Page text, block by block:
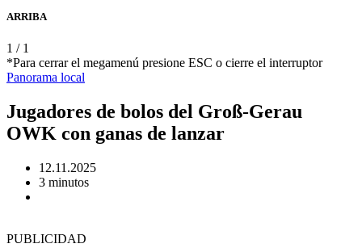
ARRIBA
1 / 1
*Para cerrar el megamenú presione ESC o cierre el interruptor
Panorama local
Jugadores de bolos del Groß-Gerau
OWK con ganas de lanzar
12.11.2025
3 minutos
PUBLICIDAD